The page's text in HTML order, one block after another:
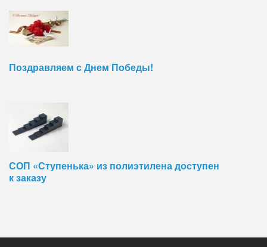
Поздравляем с Днем Победы!
СОП «Ступенька» из полиэтилена доступен
к заказу